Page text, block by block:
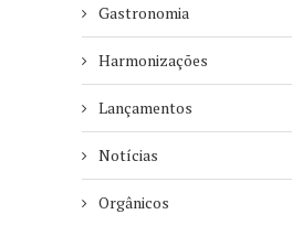
Gastronomia
Harmonizações
Lançamentos
Notícias
Orgânicos